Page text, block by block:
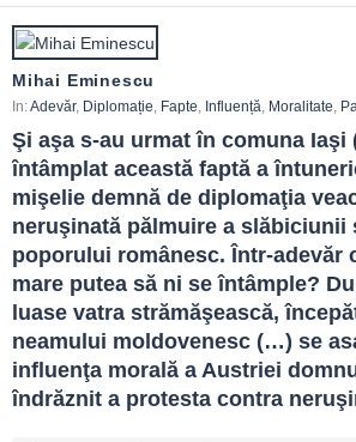
cooperare.
Mihai Eminescu
In:Adevăr, Diplomație Fapte Influență Moralitate
Şi aşa s-au urmat în comuna
întâmplat această faptă a
mişelie demnă de diplomaţia
neruşinată pălmuire a slăbiciunii
poporului românesc. Într-adevăr
mare putea să ni se întâmple?
luase vatra strămăşească,
neamului moldovenesc (…) se
influenţa morală a Austriei
îndrăznit a protesta contra